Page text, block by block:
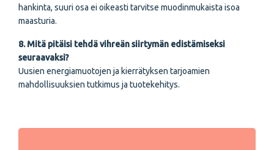
hankinta, suuri osa ei oikeasti tarvitse muodinmukaista isoa
maasturia.
8. Mitä pitäisi tehdä vihreän siirtymän edistämiseksi
seuraavaksi?
Uusien energiamuotojen ja kierrätyksen tarjoamien
mahdollisuuksien tutkimus ja tuotekehitys.